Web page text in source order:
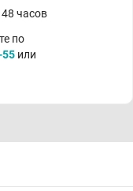
часов
по
55 или